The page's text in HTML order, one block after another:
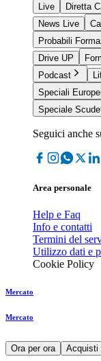
Live
Diretta
News Live
Probabili
Drive UP
Podcast
Speciali Europei
Speciale
Seguici anche
Area personale
Help e Faq
Info e contatti
Termini del
Utilizzo dati e
Cookie Policy
Mercato
Mercato
Ora per ora Acquisti